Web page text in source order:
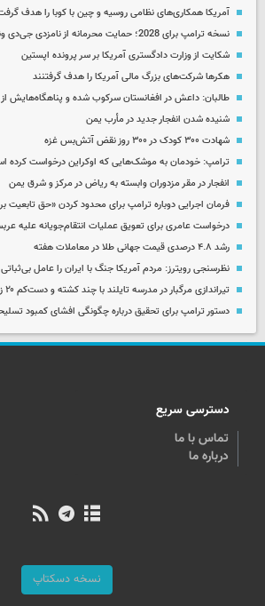
آمریکا همکاری‌های نظامی روسیه و چین با کوبا را هدف
نسخه ترامپ برای 2028؛ حمایت محرمانه از نامزدی جی‌دی ونس
شکایت از وزارت دادگستری آمریکا بر سر پرونده اپستین
هکرها شرکت‌های بزرگ مالی آمریکا را هدف گرفتنند
طالبان: داعش در افغانستان سرکوب شده و پناهگاه‌هایش
شنیده شدن انفجار جدید در مأرب یمن
شهادت ۳۰۰ کودک در ۳۰۰ روز نقض آتش‌بس غزه
ترامپ: خودمان به موشک‌هایی که اوکراین درخواست کرده
انفجار در مقر مزدوران وابسته به ریاض در مرکز و شرق یمن
فرمان اجرایی دوباره ترامپ برای محدود کردن «حق تابعیت
درخواست عامری برای تعویق عملیات انتقام‌جویانه علیه
رشد ۴.۸ درصدی قیمت جهانی طلا در معاملات هفته
نظرسنجی رویترز: مردم آمریکا جنگ با ایران را عامل
تیراندازی مرگبار در مدرسه‌ تایلند با چند کشته و دست‌کم ۲۰ زخمی
دستور ترامپ برای تحقیق درباره چگونگی افشای کمبود
دسترسی سریع
تماس با ما
درباره ما
نسخه دسکتاپ